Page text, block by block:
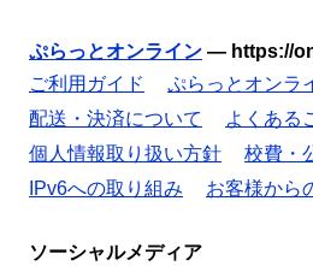
ぷらっとオンライン — https://
ご利用ガイド
ぷらっとオンラ
配送・決済について
よくある
個人情報取り扱い方針
校費・
IPv6への取り組み
お客様から
ソーシャルメディア